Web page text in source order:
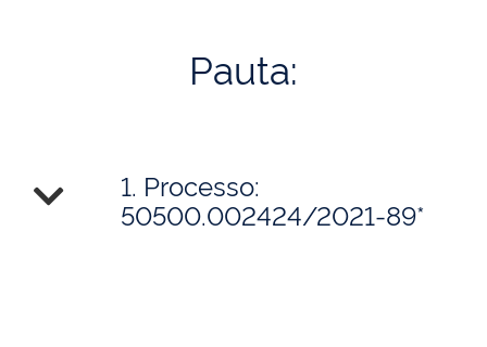
Pauta:
1. Processo:
50500.002424/2021-89*